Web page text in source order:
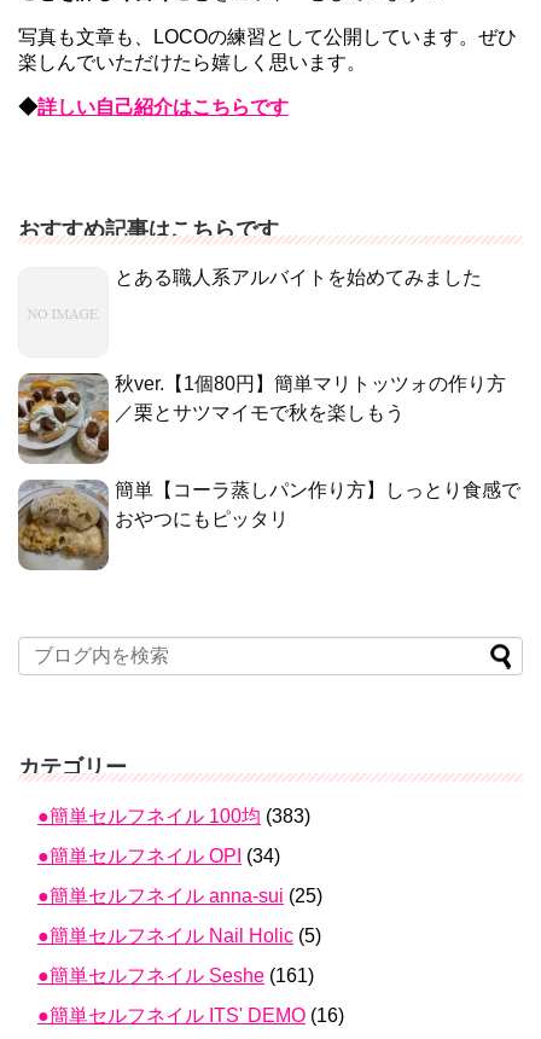
写真も文章も、LOCOの練習として公開しています。ぜひ
楽しんでいただけたら嬉しく思います。
◆詳しい自己紹介はこちらです
おすすめ記事はこちらです
とある職人系アルバイトを始めてみました
秋ver.【1個80円】簡単マリトッツォの作り方
／栗とサツマイモで秋を楽しもう
簡単【コーラ蒸しパン作り方】しっとり食感で
おやつにもピッタリ
カテゴリー
●簡単セルフネイル 100均 (383)
●簡単セルフネイル OPI (34)
●簡単セルフネイル anna-sui (25)
●簡単セルフネイル Nail Holic (5)
●簡単セルフネイル Seshe (161)
●簡単セルフネイル ITS' DEMO (16)